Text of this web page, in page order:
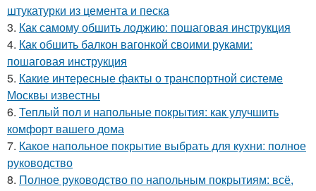
штукатурки из цемента и песка
3. Как самому обшить лоджию: пошаговая инструкция
4. Как обшить балкон вагонкой своими руками:
пошаговая инструкция
5. Какие интересные факты о транспортной системе
Москвы известны
6. Теплый пол и напольные покрытия: как улучшить
комфорт вашего дома
7. Какое напольное покрытие выбрать для кухни: полное
руководство
8. Полное руководство по напольным покрытиям: всё,